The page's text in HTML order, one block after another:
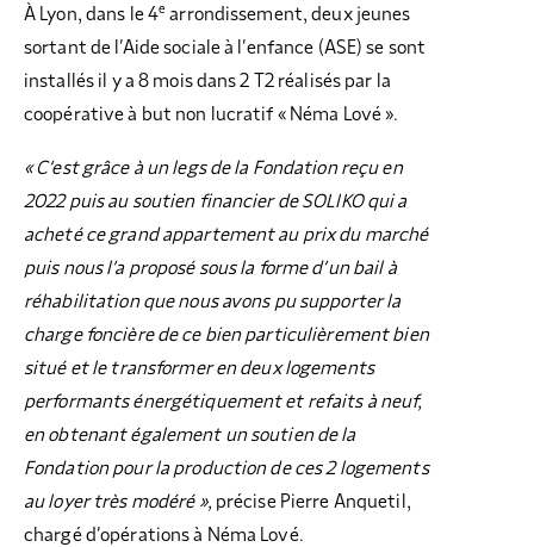
À Lyon, dans le 4e arrondissement, deux jeunes
sortant de l’Aide sociale à l’enfance (ASE) se sont
installés il y a 8 mois dans 2 T2 réalisés par la
coopérative à but non lucratif « Néma Lové ».
« C’est grâce à un legs de la Fondation reçu en
2022 puis au soutien financier de SOLIKO qui a
acheté ce grand appartement au prix du marché
puis nous l’a proposé sous la forme d’un bail à
réhabilitation que nous avons pu supporter la
charge foncière de ce bien particulièrement bien
situé et le transformer en deux logements
performants énergétiquement et refaits à neuf,
en obtenant également un soutien de la
Fondation pour la production de ces 2 logements
au loyer très modéré », précise Pierre Anquetil,
chargé d’opérations à Néma Lové.